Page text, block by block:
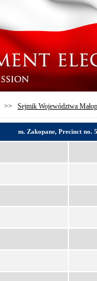
>> Sejmik Województwa
m. Zakopane, Precinct no.